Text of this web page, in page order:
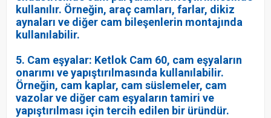
kullanılır. Örneğin, araç camları, farlar, dikiz
aynaları ve diğer cam bileşenlerin montajında
kullanılabilir.
5. Cam eşyalar: Ketlok Cam 60, cam eşyaların
onarımı ve yapıştırılmasında kullanılabilir.
Örneğin, cam kaplar, cam süslemeler, cam
vazolar ve diğer cam eşyaların tamiri ve
yapıştırılması için tercih edilen bir üründür.